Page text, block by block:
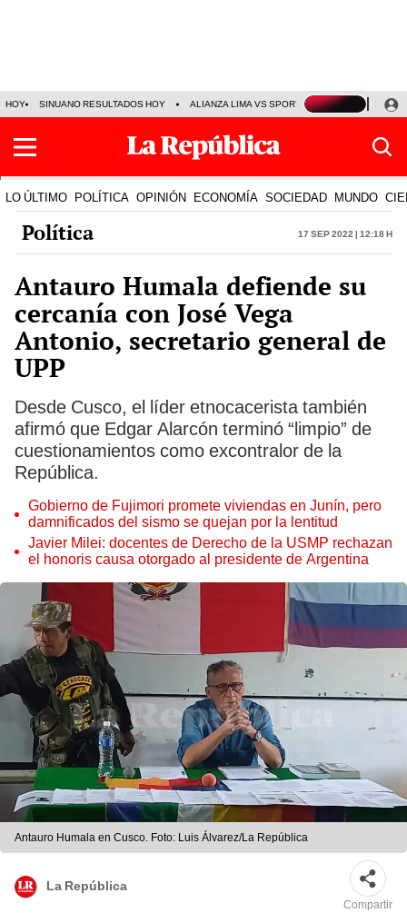
HOY SINUANO RESULTADOS HOY ALIANZA LIMA VS SPORT BOYS JORGE
LO ÚLTIMO POLÍTICA OPINIÓN ECONOMÍA SOCIEDAD MUNDO
Política 17 Sep 2022 | 12:18 h
Antauro Humala defiende su
cercanía con José Vega
Antonio, secretario general de
UPP
Desde Cusco, el líder etnocacerista también
afirmó que Edgar Alarcón terminó “limpio” de
cuestionamientos como excontralor de la
República.
Gobierno de Fujimori promete viviendas en Junín, pero
damnificados del sismo se quejan por la lentitud
Javier Milei: docentes de Derecho de la USMP rechazan
el honoris causa otorgado al presidente de Argentina
Antauro Humala en Cusco. Foto: Luis Álvarez/La República
La República
Compartir